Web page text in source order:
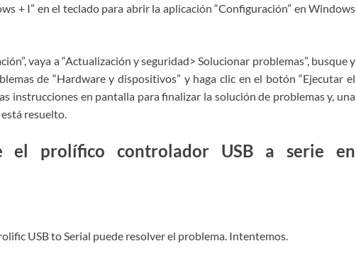
+ I” en el teclado para abrir la aplicación “Configuración” en Windows
vaya a “Actualización y seguridad> Solucionar problemas”, busque y
de “Hardware y dispositivos” y haga clic en el botón “Ejecutar el
instrucciones en pantalla para finalizar la solución de problemas y, una
resuelto.
el prolífico controlador USB a serie en
USB to Serial puede resolver el problema. Intentemos.
Accept Terms
y marketing.